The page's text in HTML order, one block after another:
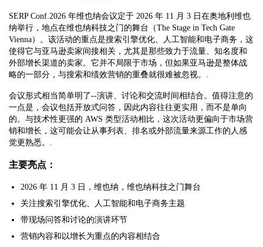
SERP Conf.2026 年维也纳会议定于 2026 年 11 月 3 日在奥地利维也
纳举行，地点在维也纳科技之门的舞台（The Stage in Tech Gate
Vienna）。该活动的重点是搜索引擎优化、人工智能和电子商务，这
使得它与亚马逊卖家间接相关，尤其是那些致力于流量、知名度和
外部增长渠道的卖家。它并不局限于市场，但如果亚马逊是整体战
略的一部分，与搜索和绩效营销的重叠就很难被忽视。.
会议形式相当简单明了--演讲、讨论和交流时间相结合。值得注意的
一点是，会议包括开放式问答，因此内容往往更实用，而不是单向
的。与技术性更强的 AWS 类型活动相比，这次活动更偏向于市场营
销和增长，这可能会让从事列表、排名或外部流量来源工作的人感
觉更熟悉。.
主要亮点：
2026 年 11 月 3 日，维也纳，维也纳科技之门舞台
关注搜索引擎优化、人工智能和电子商务主题
带现场问答和讨论的演讲环节
营销内容和以增长为重点的内容相结合